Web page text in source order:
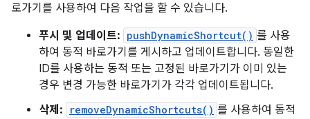
로가기를 사용하여 다음 작업을 할 수 있습니다.
푸시 및 업데이트: pushDynamicShortcut() 를 사용
하여 동적 바로가기를 게시하고 업데이트합니다. 동일한
ID를 사용하는 동적 또는 고정된 바로가기가 이미 있는
경우 변경 가능한 바로가기가 각각 업데이트됩니다.
삭제:
removeDynamicShortcuts() 를 사용하여 동적